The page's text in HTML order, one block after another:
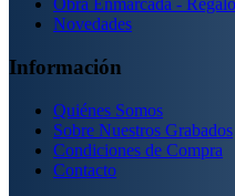
Obra Enmarcada -
Novedades
Información
Quiénes Somos
Sobre Nuestros Grabados
Condiciones de Compra
Contacto